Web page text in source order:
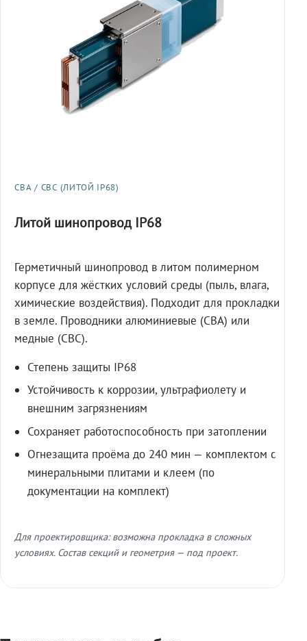
СВА / СВС (ЛИТОЙ IP68)
Литой шинопровод IP68
Герметичный шинопровод в литом полимерном
корпусе для жёстких условий среды (пыль, влага,
химические воздействия). Подходит для прокладки
в земле. Проводники алюминиевые (СВА) или
медные (СВС).
Степень защиты IP68
Устойчивость к коррозии, ультрафиолету и
внешним загрязнениям
Сохраняет работоспособность при затоплении
Огнезащита проёма до 240 мин — комплектом с
минеральными плитами и клеем (по
документации на комплект)
Для проектировщика: возможна прокладка в сложных
условиях. Состав секций и геометрия — под проект.